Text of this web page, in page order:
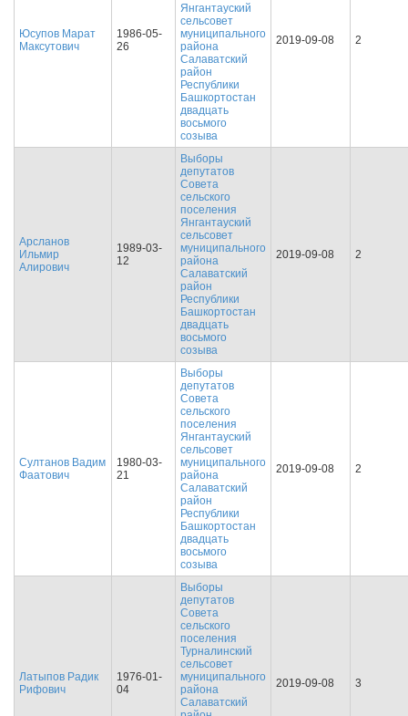
Юсупов Марат
Максутович
1986-05-
26
Янгантауский
сельсовет
муниципального
района
Салаватский
район
Республики
Башкортостан
двадцать
восьмого
созыва
2019-09-08 2
Арсланов
Ильмир
Алирович
1989-03-
12
Выборы
депутатов
Совета
сельского
поселения
Янгантауский
сельсовет
муниципального
района
Салаватский
район
Республики
Башкортостан
двадцать
восьмого
созыва
2019-09-08 2
Султанов Вадим
Фаатович
1980-03-
21
Выборы
депутатов
Совета
сельского
поселения
Янгантауский
сельсовет
муниципального
района
Салаватский
район
Республики
Башкортостан
двадцать
восьмого
созыва
2019-09-08 2
Латыпов Радик
Рифович
1976-01-
04
Выборы
депутатов
Совета
сельского
поселения
Турналинский
сельсовет
муниципального
района
Салаватский
2019-09-08 3